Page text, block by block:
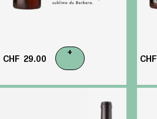
CHF 29.00
+
CHF